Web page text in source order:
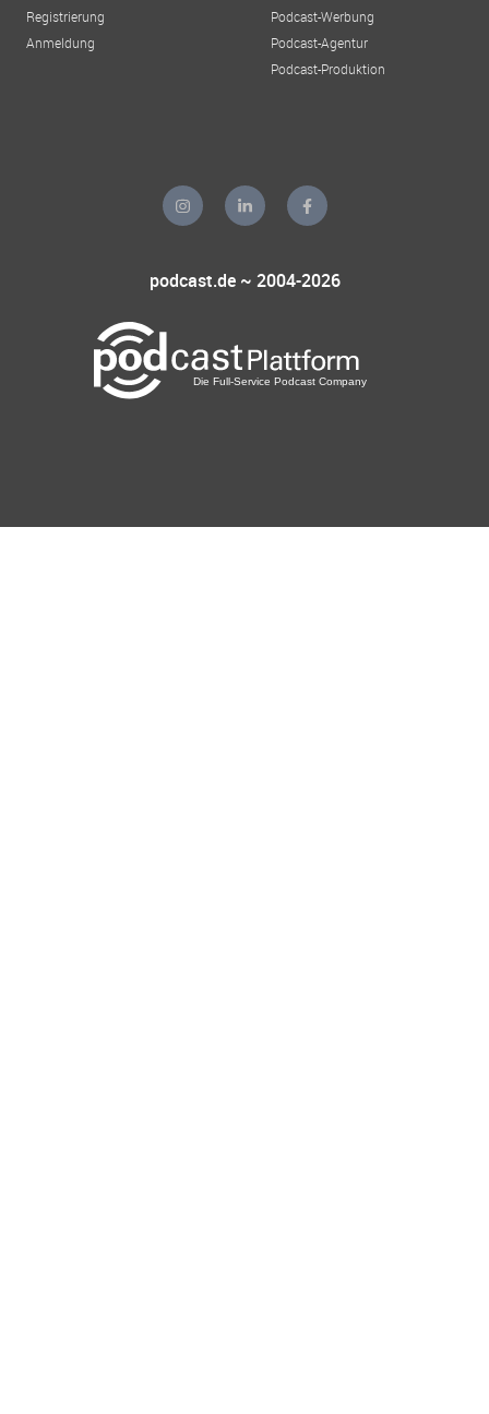
Registrierung
Anmeldung
Podcast-Werbung
Podcast-Agentur
Podcast-Produktion
podcast.de ~ 2004-2026